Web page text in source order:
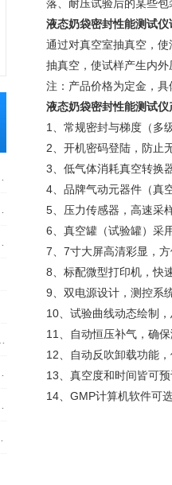
落、耐压试验后的某些
液态奶袋密封性能测试仪
通过对真空室抽真空，
抽真空，使试样产生内
注：产品价格为定金，
液态奶袋密封性能测试仪
1、常规密封与梯度（多
2、开机密码登陆，防止
3、低气体消耗真空转换
4、品牌气动元器件（真
5、压力传感器，高速采
6、真空罐（试验罐）采
7、7寸大屏高清彩显，
8、标配微型打印机，快
9、双电源设计，测控系
10、试验曲线动态绘制
11、自动恒压补气，确
12、自动反吹卸载功能
13、真空度和时间皆可
14、GMP计算机软件可